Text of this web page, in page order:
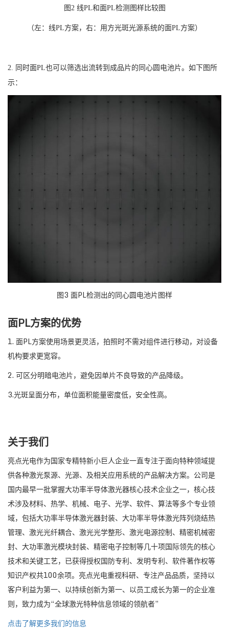
图2 线PL和面PL检测图样比较图
（左：线PL方案，右：用方光斑光源系统的面PL方案）
2. 同时面PL也可以筛选出流转到成品片的同心圆电池片。如下图所
示：
图3 面PL检测出的同心圆电池片图样
面PL方案的优势
1. 面PL方案使用场景更灵活，拍照时不需对组件进行移动，对设备
机构要求更宽容。
2. 可区分明暗电池片，避免因单片不良导致的产品降级。
3.光斑呈面分布，单位面积能量密度低，安全性高。
关于我们
亮点光电作为国家专精特新小巨人企业一直专注于面向特种领域提
供各种激光泵源、光源、及相关应用系统的产品解决方案。公司是
国内最早一批掌握大功率半导体激光器核心技术企业之一，核心技
术涉及材料、热学、机械、电子、光学、软件、算法等多个专业领
域，包括大功率半导体激光器封装、大功率半导体激光阵列烧结热
管理、激光光纤耦合、激光光学整形、激光电源控制、精密机械密
封、大功率激光模块封装、精密电子控制等几十项国际领先的核心
技术和关键工艺，已获得授权国防专利、发明专利、软件著作权等
知识产权共100余项。亮点光电重视科研、专注产品品质，坚持以
客户利益为第一、以持续创新为第一、以员工成长为第一的企业准
则，致力成为“全球激光特种信息领域的领航者”
点击了解更多我们的信息